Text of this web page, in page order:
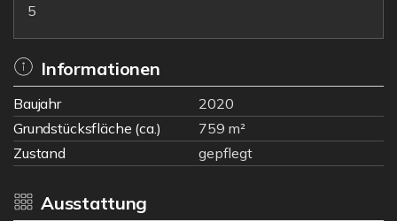
5
Informationen
Baujahr
2020
Grundstücksfläche (ca.)
759 m²
Zustand
gepflegt
Ausstattung